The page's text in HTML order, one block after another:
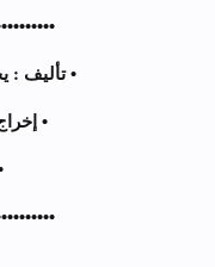
• تأليف :
•